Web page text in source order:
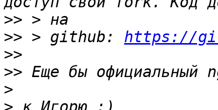
>>
>> > github: https://
>>
>>
>